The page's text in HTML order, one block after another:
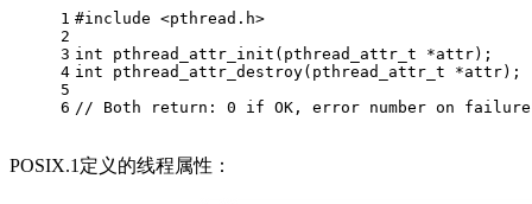
1
2
3
4
5
6
#include <pthread.h>
int
pthread_attr_init ( pthread_attr_t *attr) ;
int
pthread_attr_destroy( pthread_attr_t *attr) ;
// Both return: 0 if OK, error number on failure
POSIX.1定义的线程属性：